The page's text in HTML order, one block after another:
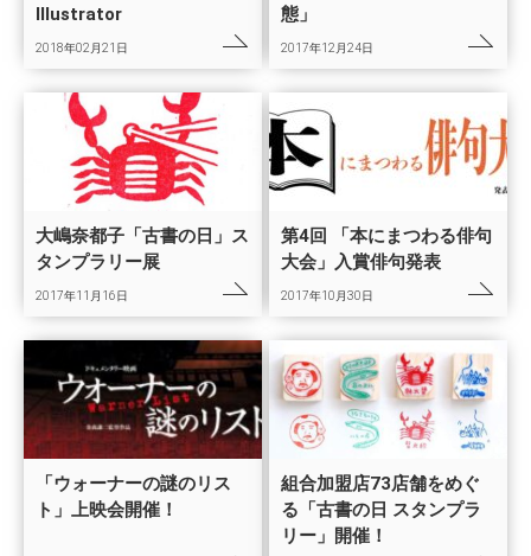
Illustrator
2018年02月21日
態」
2017年12月24日
大嶋奈都子「古書の日」ス
タンプラリー展
2017年11月16日
第4回 「本にまつわる俳句
大会」入賞俳句発表
2017年10月30日
「ウォーナーの謎のリス
ト」上映会開催！
組合加盟店73店舗をめぐ
る「古書の日 スタンプラ
リー」開催！